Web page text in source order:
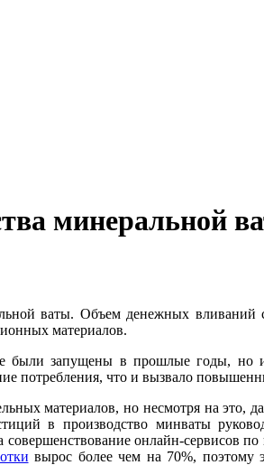
минеральной
ваты. Объем денежных вливаний
материалов.
были запущены в прошлые годы, но
потребления, что и вызвало
материалов, но несмотря на это,
в производство минваты
совершенствование онлайн-сервисов
вырос более чем на 70%, поэтому